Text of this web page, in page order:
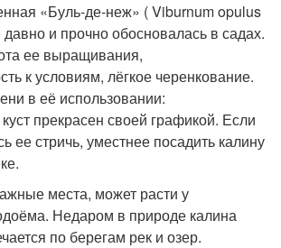
«Буль-де-неж» ( Viburnum opulus
давно и прочно обосновалась в садах.
ее выращивания,
к условиям, лёгкое черенкование.
в её использовании:
прекрасен своей графикой. Если
ее стричь, уместнее посадить калину
места, может расти у
Недаром в природе калина
по берегам рек и озер.